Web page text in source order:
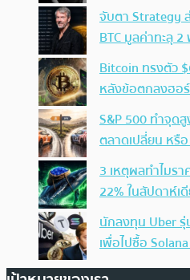
จับตา Strategy
BTC มูลค่าทะลุ
Bitcoin ทรงตัว
หลังข้อตกลงฮอ
S&P 500 ทำจุด
ตลาดเปลี่ยน หรื
3 เหตุผลทำไมร
22% ในสัปดาห์เ
นักลงทุน Uber รุ่
เพื่อไปซื้อ